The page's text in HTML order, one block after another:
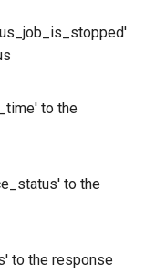
to the
to the
to the response